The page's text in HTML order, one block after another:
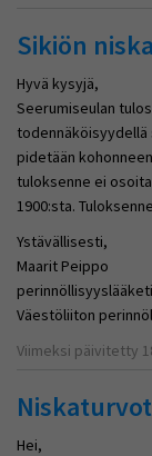
Sikiön
Hyvä kysyjä,
Seerumiseulan
todennäköisyydellä
pidetään
tuloksenne ei
1900:sta.
Ystävällisesti,
Maarit Peippo
Väestöliiton
Viimeksi päivitetty
Hei,